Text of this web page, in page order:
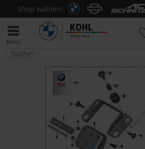
Shop wählen:
Menü
Zubehör